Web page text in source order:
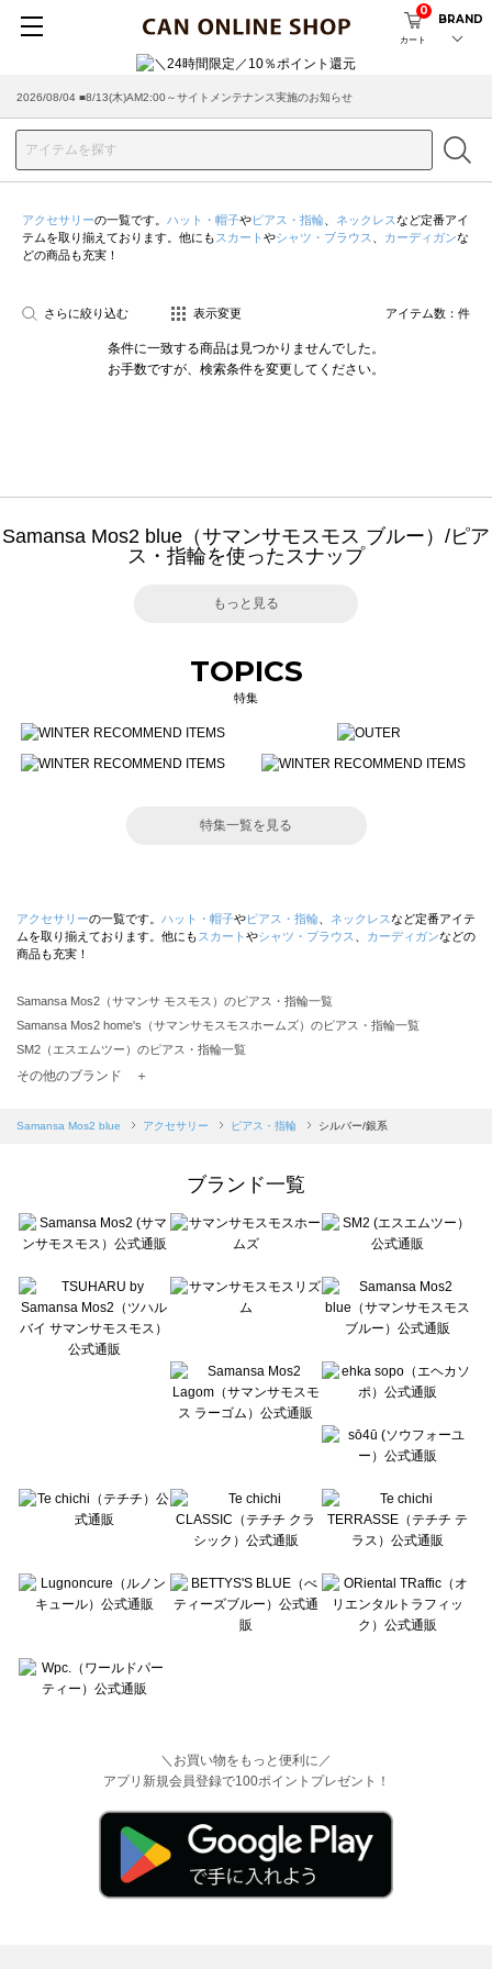
カート
0
BRAND
2026/08/04 ■8/13(木)AM2:00～サイトメンテナンス実施のお知らせ
アクセサリーの一覧です。 ハット・帽子やピアス・指輪 ネックレスなど定番アイ
テムを取り揃えております。他にも スカート やシャツ・ブラウス カーディガンな
どの商品も充実！
さらに絞り込む 表示変更 アイテム数： 件
条件に一致する商品は見つかりませんでした。
お手数ですが、検索条件を変更してください。
Samansa Mos2 blue（サマンサモスモス ブルー）/ピア
ス・指輪を使ったスナップ
もっと見る
TOPICS
特集
特集一覧を見る
アクセサリーの一覧です。 ハット・帽子やピアス・指輪 ネックレスなど定番アイテ
ムを取り揃えております。他にも スカート やシャツ・ブラウス カーディガンなどの
商品も充実！
Samansa Mos2（サマンサ モスモス）のピアス・指輪一覧
Samansa Mos2 home's（サマンサモスモスホームズ）のピアス・指輪一覧
SM2（エスエムツー）のピアス・指輪一覧
TSUHARU by Samansa Mos2（ツハルバイサマンサモスモス）のピアス・指輪一覧
Samansa Mos2 blue（サマンサモスモス ブルー）のピアス・指輪一覧
sō4ū（ソウフォーユー）のピアス・指輪一覧
Te chichi（テチチ）のピアス・指輪一覧
Te chichi CLASSIC（テチチ クラシック）のピアス・指輪一覧
Lugnoncure（ルノンキュール）のピアス・指輪一覧
BETTY'S BLUE（べティーズブルー）のピアス・指輪一覧
Wpc.（ワールドパーティー）のピアス・指輪一覧
その他のブランド ＋
Samansa Mos2 blue アクセサリー ピアス・指輪 シルバー/銀系
ブランド一覧
＼お買い物をもっと便利に／
アプリ新規会員登録で100ポイントプレゼント！